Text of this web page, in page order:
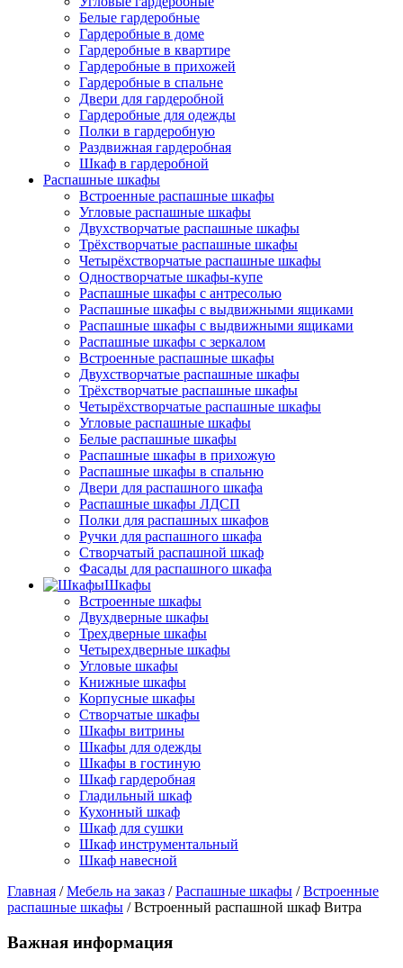
Белые гардеробные
Гардеробные в доме
Гардеробные в квартире
Гардеробные в прихожей
Гардеробные в спальне
Двери для гардеробной
Гардеробные для одежды
Полки в гардеробную
Раздвижная гардеробная
Шкаф в гардеробной
Распашные шкафы
Встроенные распашные шкафы
Угловые распашные шкафы
Двухстворчатые распашные шкафы
Трёхстворчатые распашные шкафы
Четырёхстворчатые распашные шкафы
Одностворчатые шкафы-купе
Распашные шкафы с антресолью
Распашные шкафы с выдвижными ящиками
Распашные шкафы с выдвижными ящиками
Распашные шкафы с зеркалом
Встроенные распашные шкафы
Двухстворчатые распашные шкафы
Трёхстворчатые распашные шкафы
Четырёхстворчатые распашные шкафы
Угловые распашные шкафы
Белые распашные шкафы
Распашные шкафы в прихожую
Распашные шкафы в спальню
Двери для распашного шкафа
Распашные шкафы ЛДСП
Полки для распашных шкафов
Ручки для распашного шкафа
Створчатый распашной шкаф
Фасады для распашного шкафа
Шкафы
Встроенные шкафы
Двухдверные шкафы
Трехдверные шкафы
Четырехдверные шкафы
Угловые шкафы
Книжные шкафы
Корпусные шкафы
Створчатые шкафы
Шкафы витрины
Шкафы для одежды
Шкафы в гостиную
Шкаф гардеробная
Гладильный шкаф
Кухонный шкаф
Шкаф для сушки
Шкаф инструментальный
Шкаф навесной
Главная /Мебель на заказ /Распашные шкафы /Встроенные
распашные шкафы / Встроенный распашной шкаф Витра
Важная информация